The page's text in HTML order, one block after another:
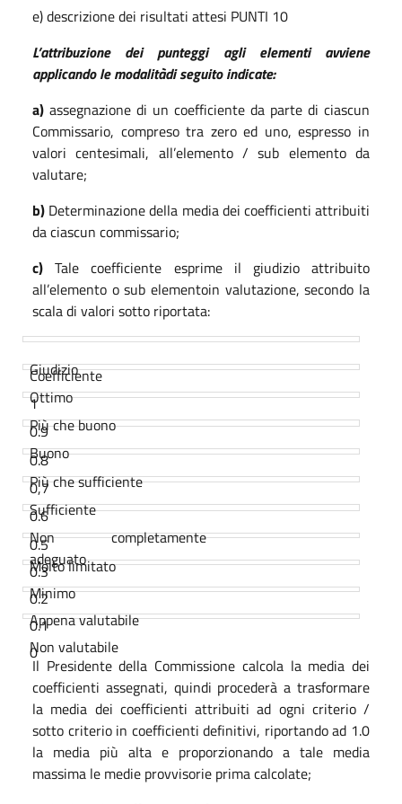
e) descrizione dei risultati attesi PUNTI 10
L’attribuzione dei punteggi agli elementi avviene
applicando le modalitàdi seguito indicate:
a) assegnazione di un coefficiente da parte di ciascun
Commissario, compreso tra zero ed uno, espresso in
valori centesimali, all’elemento / sub elemento da
valutare;
b) Determinazione della media dei coefficienti attribuiti
da ciascun commissario;
c)Tale coefficiente esprime il giudizio attribuito
all’elemento o sub elementoin valutazione, secondo la
scala di valori sotto riportata:
Giudizio
Coefficiente
Ottimo
1
Più che buono
0.9
Buono
0.8
Più che sufficiente
0,7
Sufficiente
0.6
Non completamente
adeguato
0.5
Molto limitato
0.3
Minimo
0.2
Appena valutabile
0.1
Non valutabile
0
Il Presidente della Commissione calcola la media dei
coefficienti assegnati, quindi procederà a trasformare
la media dei coefficienti attribuiti ad ogni criterio /
sotto criterio in coefficienti definitivi, riportando ad 1.0
la media più alta e proporzionando a tale media
massima le medie provvisorie prima calcolate;